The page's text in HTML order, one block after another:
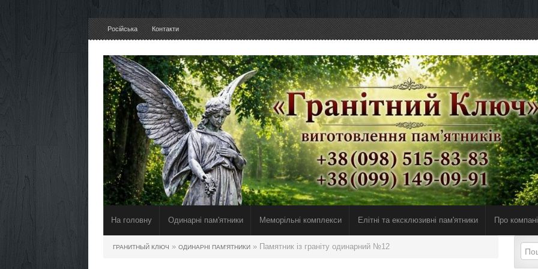
Російська Контакти
На головну Одинарні пам'ятники Меморільні комплекси Елiтнi та ексклюзивнi пам'ятники Про
ГРАНИТНЫЙ КЛЮЧ » ОДИНАРНІ ПАМ'ЯТНИКИ » Памятник із граніту одинарний №12